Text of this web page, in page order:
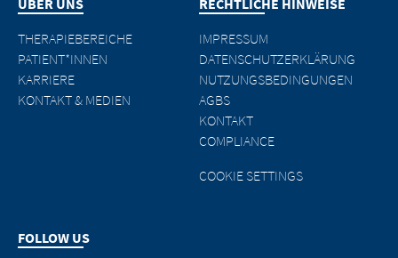
ÜBER UNS
THERAPIEBEREICHE
PATIENT*INNEN
KARRIERE
KONTAKT & MEDIEN
RECHTLICHE HINWEISE
IMPRESSUM
DATENSCHUTZERKLÄRUNG
NUTZUNGSBEDINGUNGEN
AGBS
KONTAKT
COMPLIANCE
COOKIE SETTINGS
FOLLOW US